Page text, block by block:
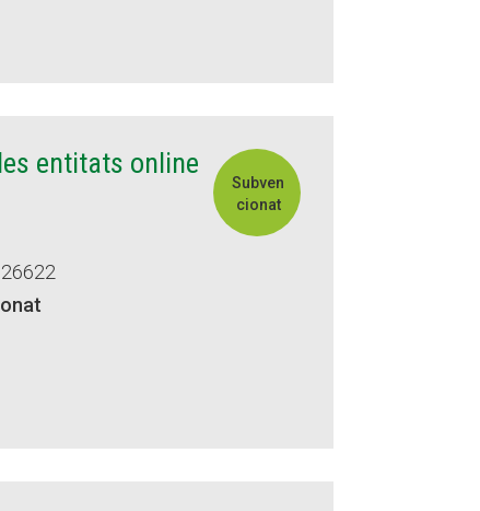
entitats online
Subven
cionat